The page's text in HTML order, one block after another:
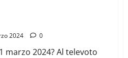
2024 0
marzo 2024? Al televoto